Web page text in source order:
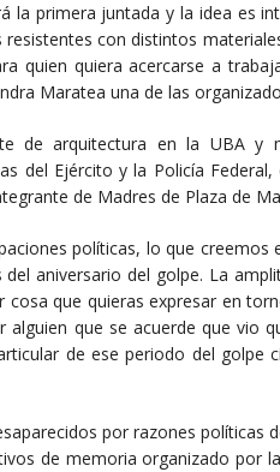
la primera juntada y la idea es
con distintos
quien quiera acercarse a
Maratea una de las
de arquitectura en la UBA y
del Ejército y la Policía
de Madres de Plaza de
políticas, lo que creemos
aniversario del golpe. La
que quieras expresar en
que se acuerde que vio
de ese periodo del golpe
por razones políticas
de memoria organizado por